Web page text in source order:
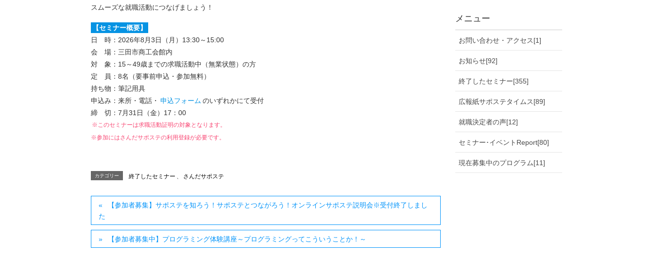
スムーズな就職活動につなげましょう！
【セミナー概要】
日 時：2026年8月3日（月）13:30～15:00
会 場：三田市商工会館内
対 象：15～49歳までの求職活動中（無業状態）の方
定 員：8名（要事前申込・参加無料）
持ち物：筆記用具
申込み：来所・電話・ 申込フォーム のいずれかにて受付
締 切：7月31日（金）17：00
※このセミナーは求職活動証明の対象となります。
※参加にはさんだサポステの利用登録が必要です。
カテゴリー 終了したセミナー さんだサポステ
【参加者募集】サポステを知ろう！サポステとつながろう！オンラインサポステ説明会※受付終了しまし
た
【参加者募集中】プログラミング体験講座～プログラミングってこういうことか！～
メニュー
お問い合わせ・アクセス[1]
お知らせ[92]
終了したセミナー[355]
広報紙サポステタイムス[89]
就職決定者の声[12]
セミナー･イベントReport[80]
現在募集中のプログラム[11]